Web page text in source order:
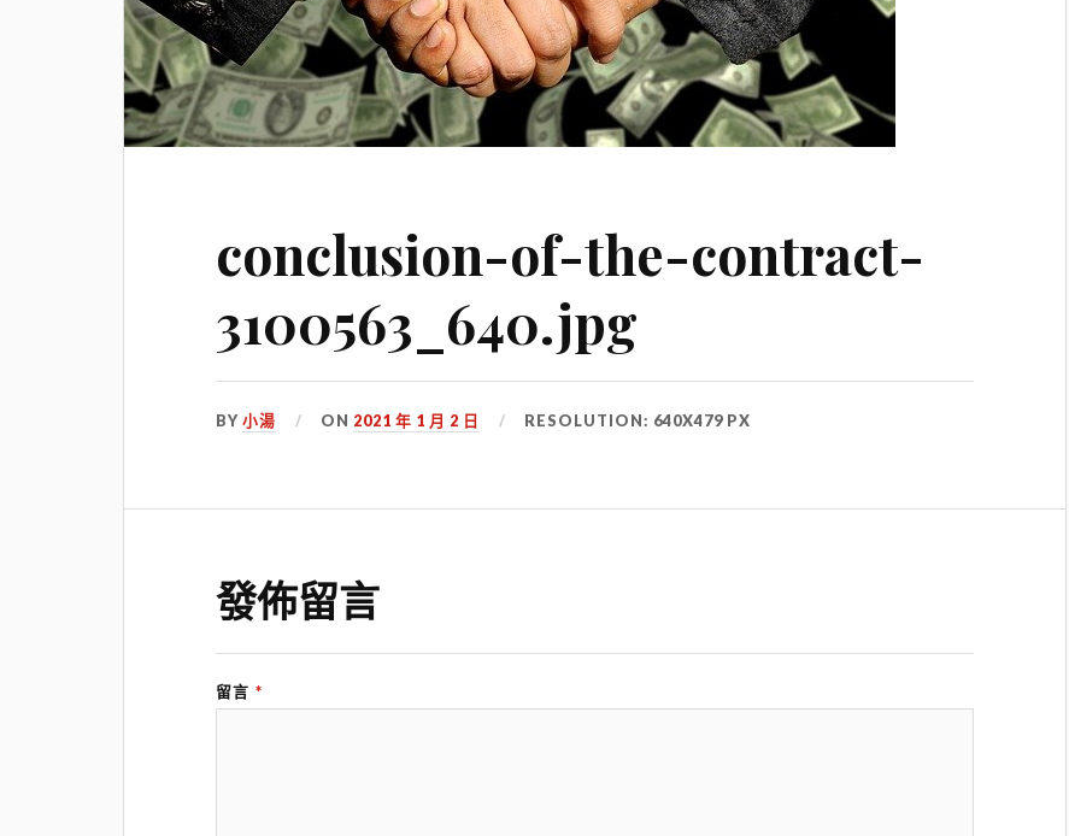
conclusion-of-the-contract-
3100563_640.jpg
BY小湯 ON 2021 年 1 月 2 日 RESOLUTION: 640X479 PX
發佈留言
留言 *